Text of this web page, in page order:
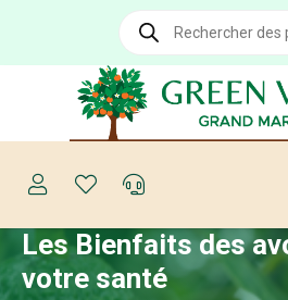
Recherche
produits
Les Bienfaits des
votre santé